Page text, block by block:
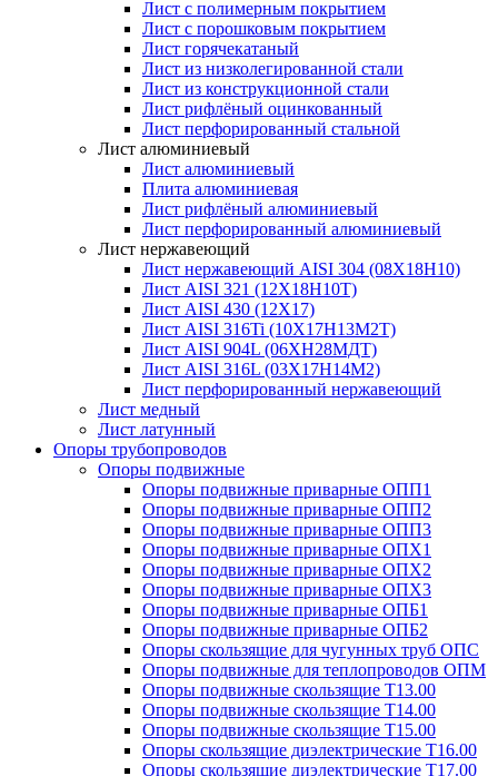
Лист с полимерным покрытием
Лист с порошковым покрытием
Лист горячекатаный
Лист из низколегированной стали
Лист из конструкционной стали
Лист рифлёный оцинкованный
Лист перфорированный стальной
Лист алюминиевый
Лист алюминиевый
Плита алюминиевая
Лист рифлёный алюминиевый
Лист перфорированный алюминиевый
Лист нержавеющий
Лист нержавеющий AISI 304 (08Х18Н10)
Лист AISI 321 (12Х18Н10Т)
Лист AISI 430 (12Х17)
Лист AISI 316Ti (10Х17Н13М2Т)
Лист AISI 904L (06ХН28МДТ)
Лист AISI 316L (03Х17Н14М2)
Лист перфорированный нержавеющий
Лист медный
Лист латунный
Опоры трубопроводов
Опоры подвижные
Опоры подвижные приварные ОПП1
Опоры подвижные приварные ОПП2
Опоры подвижные приварные ОПП3
Опоры подвижные приварные ОПХ1
Опоры подвижные приварные ОПХ2
Опоры подвижные приварные ОПХ3
Опоры подвижные приварные ОПБ1
Опоры подвижные приварные ОПБ2
Опоры скользящие для чугунных труб ОПС
Опоры подвижные для теплопроводов ОПМ
Опоры подвижные скользящие Т13.00
Опоры подвижные скользящие Т14.00
Опоры подвижные скользящие Т15.00
Опоры скользящие диэлектрические Т16.00
Опоры скользящие диэлектрические Т17.00